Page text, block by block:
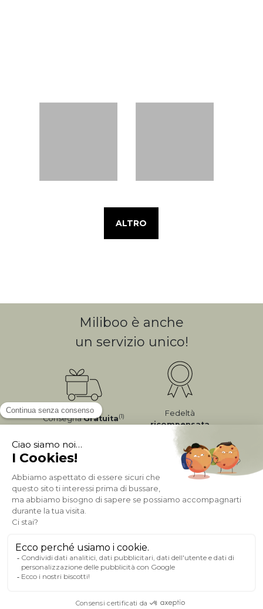
ALTRO
Miliboo è anche
un servizio unico!
ConsegnaGratuita(1)
Fedeltà
ricompensata
Pagamento sicuro
A PROPOSITO DI MILIBOO
AIUTO & CONTATTO